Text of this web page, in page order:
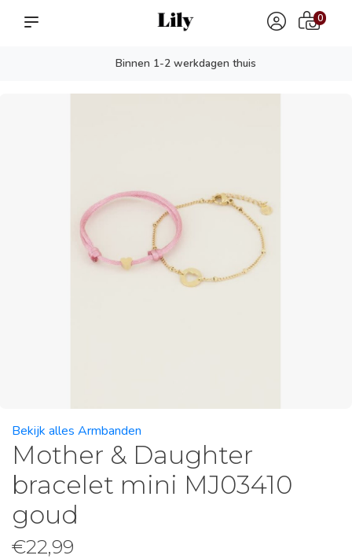
Binnen 1-2 werkdagen thuis
0
Bekijk alles Armbanden
Mother & Daughter
bracelet mini MJ03410
goud
€22,99